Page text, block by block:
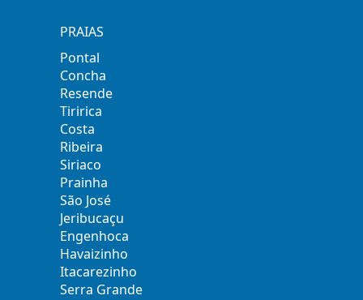
PRAIAS
Pontal
Concha
Resende
Tiririca
Costa
Ribeira
Siriaco
Prainha
São José
Jeribucaçu
Engenhoca
Havaizinho
Itacarezinho
Serra Grande